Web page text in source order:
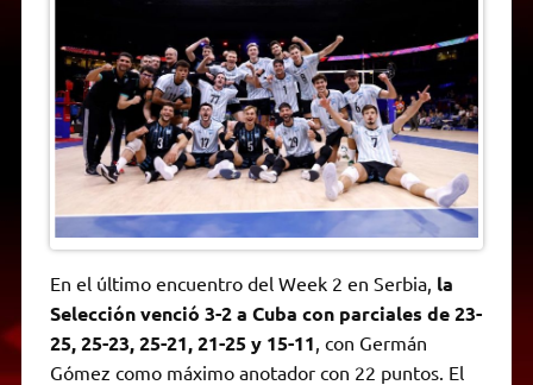
p
m
k
e
r
k
i
e
n
d
l
y
En el último encuentro del Week 2 en Serbia, la
Selección venció 3-2 a Cuba con parciales de 23-
25, 25-23, 25-21, 21-25 y 15-11 , con Germán
Gómez como máximo anotador con 22 puntos. El